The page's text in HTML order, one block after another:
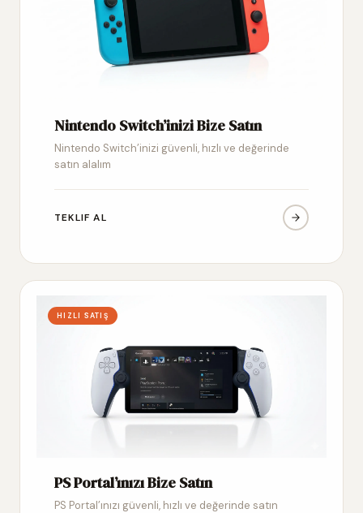
Nintendo Switch’inizi Bize Satın
Nintendo Switch’inizi güvenli, hızlı ve değerinde
satın alalım
TEKLIF AL
HIZLI SATIŞ
PS Portal’ınızı Bize Satın
PS Portal’ınızı güvenli, hızlı ve değerinde satın